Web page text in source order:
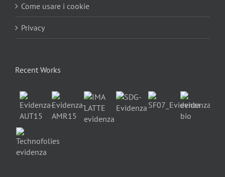
Come usare i cookie
Privacy
Recent Works